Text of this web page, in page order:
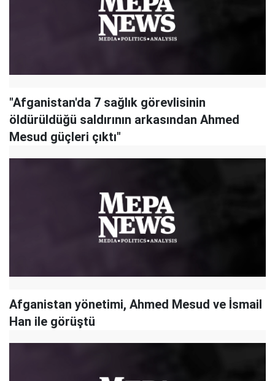
"Afganistan'da 7 sağlık görevlisinin
öldürüldüğü saldırının arkasından Ahmed
Mesud güçleri çıktı"
Afganistan yönetimi, Ahmed Mesud ve İsmail
Han ile görüştü